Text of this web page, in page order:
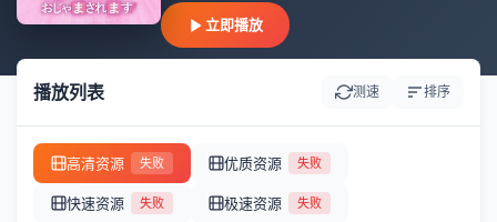
立即播放
播放列表 测速 排序
高清资源 失败 优质资源 失败
快速资源 失败 极速资源 失败